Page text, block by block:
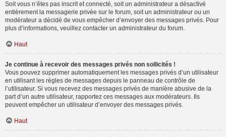
Soit vous n’êtes pas inscrit et connecté, soit un administrateur a désactivé
entièrement la messagerie privée sur le forum, soit un administrateur ou un
modérateur a décidé de vous empêcher d’envoyer des messages privés. Pour
plus d’informations, veuillez contacter un administrateur du forum.
Haut
Je continue à recevoir des messages privés non sollicités !
Vous pouvez supprimer automatiquement les messages privés d’un utilisateur
en utilisant les règles de messages depuis le panneau de contrôle de
l’utilisateur. Si vous recevez des messages privés de manière abusive de la
part d’un autre utilisateur, rapportez ces messages aux modérateurs. Ils
peuvent empêcher un utilisateur d’envoyer des messages privés.
Haut